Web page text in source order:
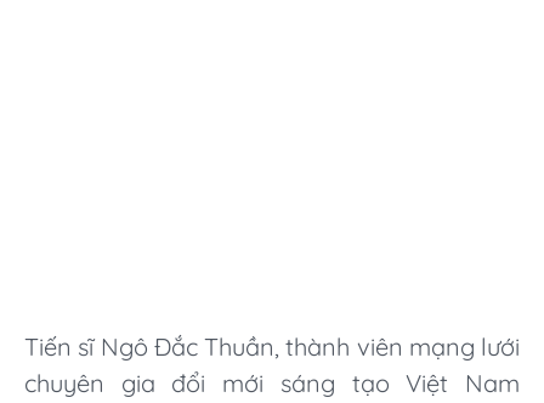
Tiến sĩ Ngô Đắc Thuần, thành viên mạng lưới
chuyên gia đổi mới sáng tạo Việt Nam